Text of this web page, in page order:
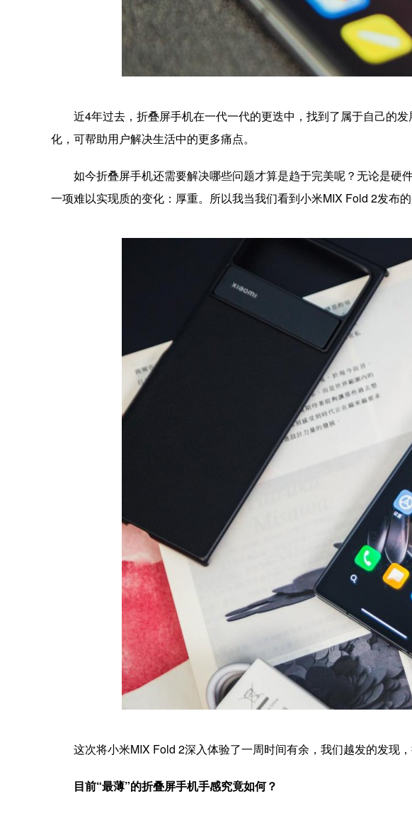
近4年过去，折叠屏手机在一代一代的更迭中，找到了属于自己的
化，可帮助用户解决生活中的更多痛点。
如今折叠屏手机还需要解决哪些问题才算是趋于完美呢？无论是
一项难以实现质的变化：厚重。所以我当我们看到小米MIX Fold 2发布
这次将小米MIX Fold 2深入体验了一周时间有余，我们越发的发现
目前“最薄”的折叠屏手机手感究竟如何？